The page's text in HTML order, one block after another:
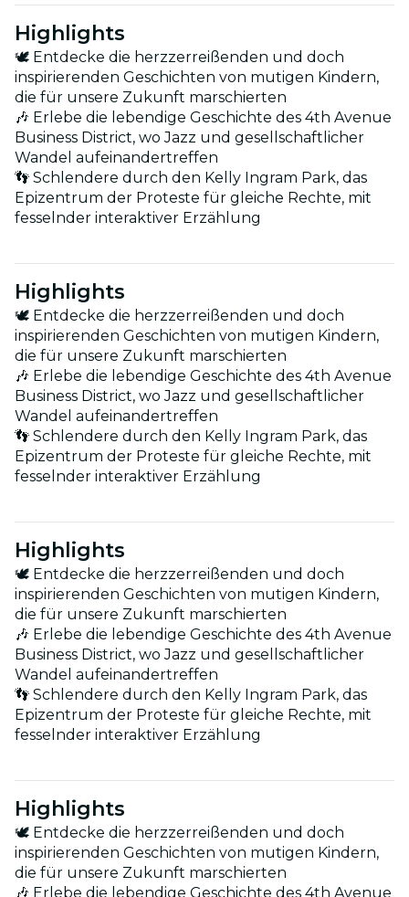
Highlights
🕊 Entdecke die herzzerreißenden und doch
inspirierenden Geschichten von mutigen Kindern,
die für unsere Zukunft marschierten
🎶 Erlebe die lebendige Geschichte des 4th Avenue
Business District, wo Jazz und gesellschaftlicher
Wandel aufeinandertreffen
👣 Schlendere durch den Kelly Ingram Park, das
Epizentrum der Proteste für gleiche Rechte, mit
fesselnder interaktiver Erzählung
Highlights
🕊 Entdecke die herzzerreißenden und doch
inspirierenden Geschichten von mutigen Kindern,
die für unsere Zukunft marschierten
🎶 Erlebe die lebendige Geschichte des 4th Avenue
Business District, wo Jazz und gesellschaftlicher
Wandel aufeinandertreffen
👣 Schlendere durch den Kelly Ingram Park, das
Epizentrum der Proteste für gleiche Rechte, mit
fesselnder interaktiver Erzählung
Highlights
🕊 Entdecke die herzzerreißenden und doch
inspirierenden Geschichten von mutigen Kindern,
die für unsere Zukunft marschierten
🎶 Erlebe die lebendige Geschichte des 4th Avenue
Business District, wo Jazz und gesellschaftlicher
Wandel aufeinandertreffen
👣 Schlendere durch den Kelly Ingram Park, das
Epizentrum der Proteste für gleiche Rechte, mit
fesselnder interaktiver Erzählung
Highlights
🕊 Entdecke die herzzerreißenden und doch
inspirierenden Geschichten von mutigen Kindern,
die für unsere Zukunft marschierten
🎶 Erlebe die lebendige Geschichte des 4th Avenue